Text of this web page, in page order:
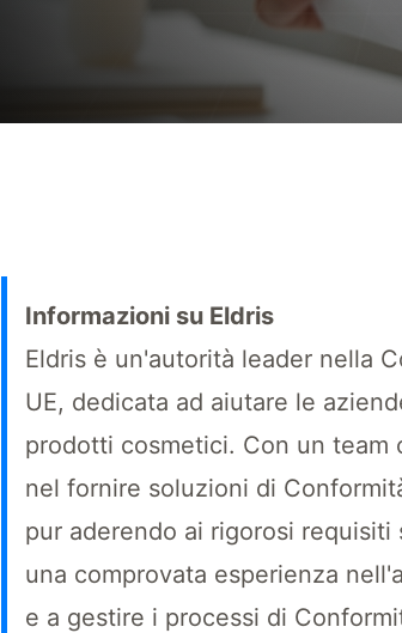
Le violazioni del Regolamento (CE) 1223 2009
Informazioni su Eldris
Eldris è un'autorità leader nella
UE, dedicata ad aiutare le
prodotti cosmetici. Con un team
nel fornire soluzioni di
pur aderendo ai rigorosi requisiti
una comprovata esperienza
e a gestire i processi di